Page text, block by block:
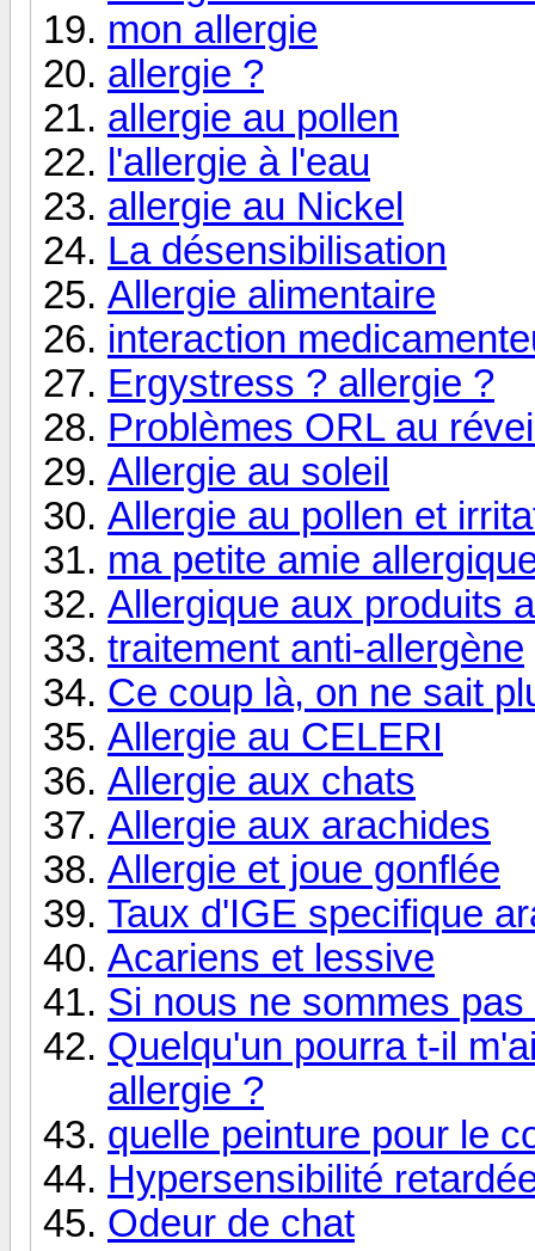
mon allergie
allergie ?
allergie au pollen
l'allergie à l'eau
allergie au Nickel
La désensibilisation
Allergie alimentaire
interaction
Ergystress ? allergie ?
Problèmes ORL au
Allergie au soleil
Allergie au pollen et
ma petite amie
Allergique aux produits
traitement anti-allergène
Ce coup là, on ne sait
Allergie au CELERI
Allergie aux chats
Allergie aux arachides
Allergie et joue gonflée
Taux d'IGE specifique
Acariens et lessive
Si nous ne sommes
Quelqu'un pourra t-il
allergie ?
quelle peinture pour le
Hypersensibilité
Odeur de chat